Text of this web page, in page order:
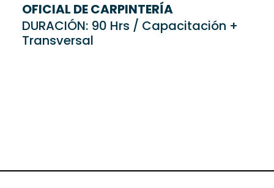
OFICIAL DE CARPINTERÍA
DURACIÓN: 90 Hrs / Capacitación +
Transversal